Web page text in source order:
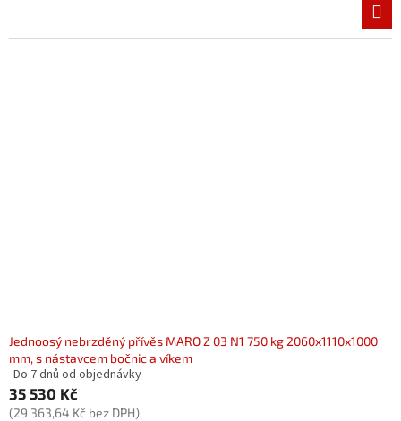
Jednoosý nebrzděný přívěs MARO Z 03 N1 750 kg 2060x1110x1000
mm, s nástavcem bočnic a víkem
Průměrné
hodnocení
produktu
Do 7 dnů od objednávky
35 530 Kč
(29 363,64 Kč bez DPH)